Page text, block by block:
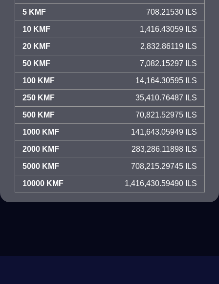
5 KMF 708.21530 ILS
10 KMF 1,416.43059 ILS
20 KMF 2,832.86119 ILS
50 KMF 7,082.15297 ILS
100 KMF 14,164.30595 ILS
250 KMF 35,410.76487 ILS
500 KMF 70,821.52975 ILS
1000 KMF 141,643.05949 ILS
2000 KMF 283,286.11898 ILS
5000 KMF 708,215.29745 ILS
10000 KMF 1,416,430.59490 ILS